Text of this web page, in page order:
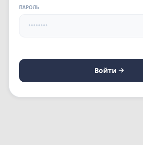
ПАРОЛЬ
Войти